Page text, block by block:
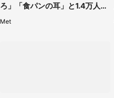
ろ」「食パンの耳」と1.4万人困
惑
Met